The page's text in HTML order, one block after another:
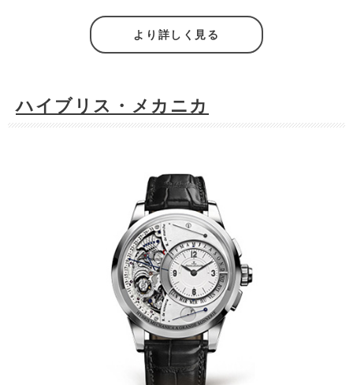
より詳しく見る
ハイブリス・メカニカ